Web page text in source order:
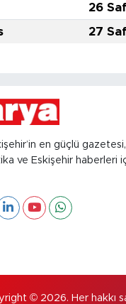
26
27
en güçlü gazetesi,
ve Eskişehir haberleri
© 2026. Her hakkı